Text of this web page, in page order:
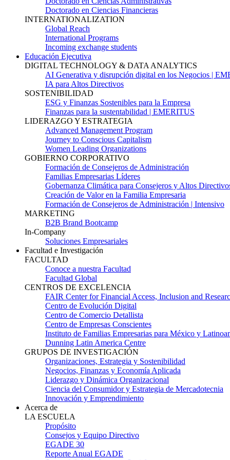
Doctorado en Ciencias Financieras
INTERNATIONALIZATION
Global Reach
International Programs
Incoming exchange students
Educación Ejecutiva
DIGITAL TECHNOLOGY & DATA ANALYTICS
AI Generativa y disrupción digital en los Negocios |
IA para Altos Directivos
SOSTENIBILIDAD
ESG y Finanzas Sostenibles para la Empresa
Finanzas para la sustentabilidad | EMERITUS
LIDERAZGO Y ESTRATEGIA
Advanced Management Program
Journey to Conscious Capitalism
Women Leading Organizations
GOBIERNO CORPORATIVO
Formación de Consejeros de Administración
Familias Empresarias Líderes
Gobernanza Climática para Consejeros y Altos
Creación de Valor en la Familia Empresaria
Formación de Consejeros de Administración | Intensivo
MARKETING
B2B Brand Bootcamp
In-Company
Soluciones Empresariales
Facultad e Investigación
FACULTAD
Conoce a nuestra Facultad
Facultad Global
CENTROS DE EXCELENCIA
FAIR Center for Financial Access, Inclusion and
Centro de Evolución Digital
Centro de Comercio Detallista
Centro de Empresas Conscientes
Instituto de Familias Empresarias para México y
Dunning Latin America Centre
GRUPOS DE INVESTIGACIÓN
Organizaciones, Estrategia y Sostenibilidad
Negocios, Finanzas y Economía Aplicada
Liderazgo y Dinámica Organizacional
Ciencia del Consumidor y Estrategia de Mercadotecnia
Innovación y Emprendimiento
Acerca de
LA ESCUELA
Propósito
Consejos y Equipo Directivo
EGADE 30
Reporte Anual EGADE